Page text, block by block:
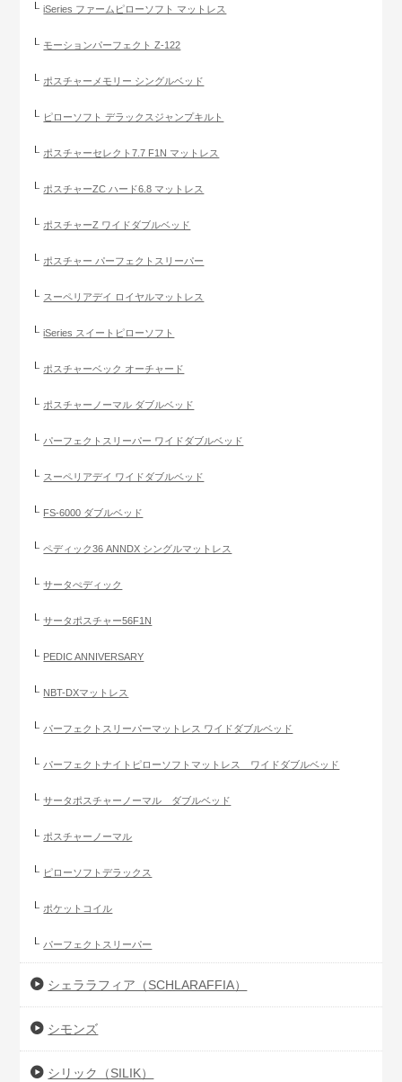
iSeries ファームピローソフト マットレス
モーションパーフェクト Z-122
ポスチャーメモリー シングルベッド
ピローソフト デラックスジャンプキルト
ポスチャーセレクト7.7 F1N マットレス
ポスチャーZC ハード6.8 マットレス
ポスチャーZ ワイドダブルベッド
ポスチャー パーフェクトスリーパー
スーペリアデイ ロイヤルマットレス
iSeries スイートピローソフト
ポスチャーベック オーチャード
ポスチャーノーマル ダブルベッド
パーフェクトスリーパー ワイドダブルベッド
スーペリアデイ ワイドダブルベッド
FS-6000 ダブルベッド
ペディック36 ANNDX シングルマットレス
サータぺディック
サータポスチャー56F1N
PEDIC ANNIVERSARY
NBT-DXマットレス
パーフェクトスリーパーマットレス ワイドダブルベッド
パーフェクトナイトピローソフトマットレス ワイドダブルベッド
サータポスチャーノーマル ダブルベッド
ポスチャーノーマル
ピローソフトデラックス
ポケットコイル
パーフェクトスリーパー
シェララフィア（SCHLARAFFIA）
シモンズ
シリック（SILIK）